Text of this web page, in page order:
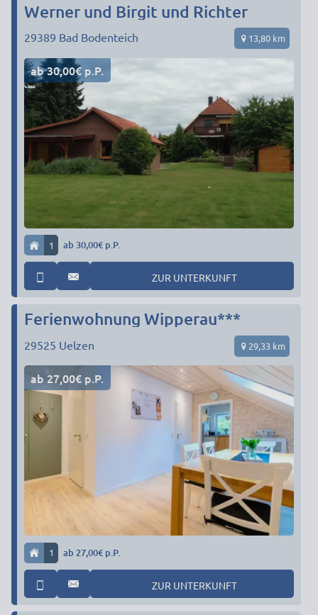
Werner und Birgit und Richter
29389 Bad Bodenteich 13,80 km
ab 30,00€ p.P.
1 ab 30,00€ p.P.
ZUR UNTERKUNFT
Ferienwohnung Wipperau***
29525 Uelzen 29,33 km
ab 27,00€ p.P.
1 ab 27,00€ p.P.
ZUR UNTERKUNFT